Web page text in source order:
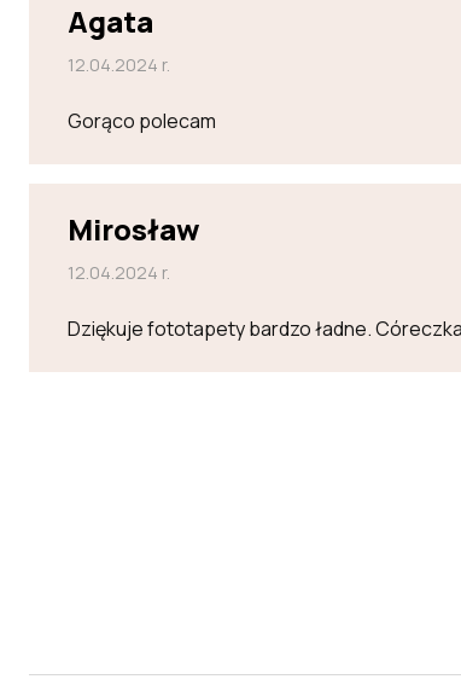
Agata
12.04.2024 r.
Gorąco polecam
Mirosław
12.04.2024 r.
Dziękuje fototapety bardzo ładne.